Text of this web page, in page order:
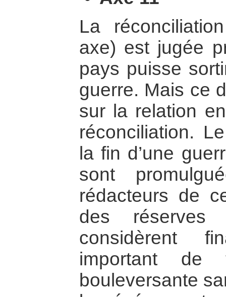
La
axe) est jugée
pays puisse
guerre. Mais ce
sur la relation
réconciliation.
la fin d’une
sont
rédacteurs de
des
considèrent
important de
bouleversante